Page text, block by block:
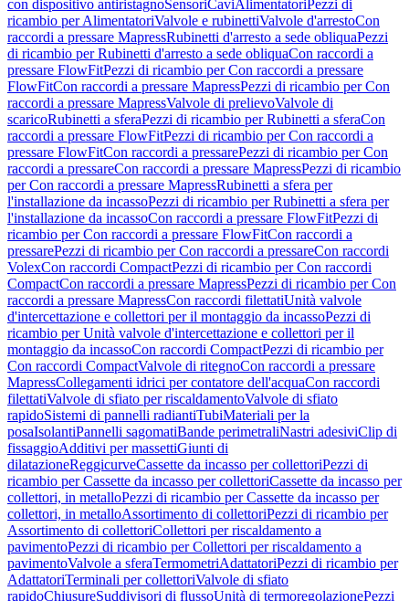
con dispositivo antiristagnoSensoriCaviAlimentatori Pezzi di
ricambio per AlimentatoriValvole e rubinettiValvole d'arrestoCon
raccordi a pressare MapressRubinetti d'arresto a sede obliquaPezzi
di ricambio per Rubinetti d'arresto a sede obliquaCon raccordi a
pressare FlowFitPezzi di ricambio per Con raccordi a pressare
FlowFitCon raccordi a pressare MapressPezzi di ricambio per Con
raccordi a pressare MapressValvole di prelievoValvole di
scaricoRubinetti a sferaPezzi di ricambio per Rubinetti a sferaCon
raccordi a pressare FlowFitPezzi di ricambio per Con raccordi a
pressare FlowFitCon raccordi a pressarePezzi di ricambio per Con
raccordi a pressareCon raccordi a pressare MapressPezzi di ricambio
per Con raccordi a pressare MapressRubinetti a sfera per
l'installazione da incassoPezzi di ricambio per Rubinetti a sfera per
l'installazione da incassoCon raccordi a pressare FlowFitPezzi di
ricambio per Con raccordi a pressare FlowFitCon raccordi a
pressarePezzi di ricambio per Con raccordi a pressareCon raccordi
VolexCon raccordi CompactPezzi di ricambio per Con raccordi
CompactCon raccordi a pressare MapressPezzi di ricambio per Con
raccordi a pressare MapressCon raccordi filettatiUnità valvole
d'intercettazione e collettori per il montaggio da incassoPezzi di
ricambio per Unità valvole d'intercettazione e collettori per il
montaggio da incassoCon raccordi CompactPezzi di ricambio per
Con raccordi CompactValvole di ritegnoCon raccordi a pressare
MapressCollegamenti idrici per contatore dell'acquaCon raccordi
filettatiValvole di sfiato per riscaldamentoValvole di sfiato
rapidoSistemi di pannelli radiantiTubiMateriali per la
posaIsolantiPannelli sagomatiBande perimetraliNastri adesiviClip di
fissaggioAdditivi per massettiGiunti di
dilatazioneReggicurveCassette da incasso per collettoriPezzi di
ricambio per Cassette da incasso per collettoriCassette da incasso per
collettori, in metalloPezzi di ricambio per Cassette da incasso per
collettori, in metalloAssortimento di collettoriPezzi di ricambio per
Assortimento di collettoriCollettori per riscaldamento a
pavimentoPezzi di ricambio per Collettori per riscaldamento a
pavimentoValvole a sferaTermometriAdattatoriPezzi di ricambio per
AdattatoriTerminali per collettoriValvole di sfiato
rapidoChiusureSuddivisori di flussoUnità di termoregolazionePezzi